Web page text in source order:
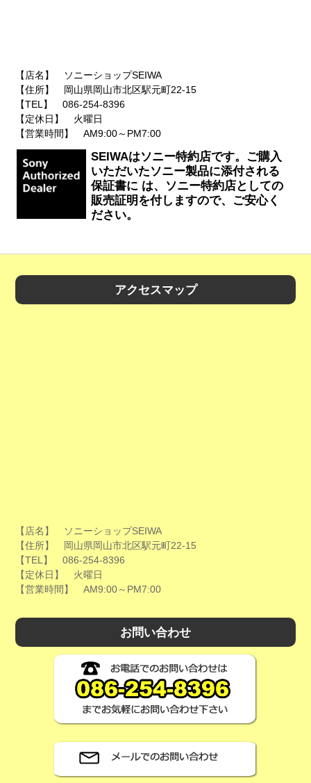
【店名】 ソニーショップSEIWA
【住所】 岡山県岡山市北区駅元町22-15
【TEL】 086-254-8396
【定休日】 火曜日
【営業時間】 AM9:00～PM7:00
SEIWAはソニー特約店です。ご購入
いただいたソニー製品に添付される
保証書に は、ソニー特約店としての
販売証明を付しますので、ご安心く
ださい。
アクセスマップ
【店名】 ソニーショップSEIWA
【住所】 岡山県岡山市北区駅元町22-15
【TEL】 086-254-8396
【定休日】 火曜日
【営業時間】 AM9:00～PM7:00
お問い合わせ